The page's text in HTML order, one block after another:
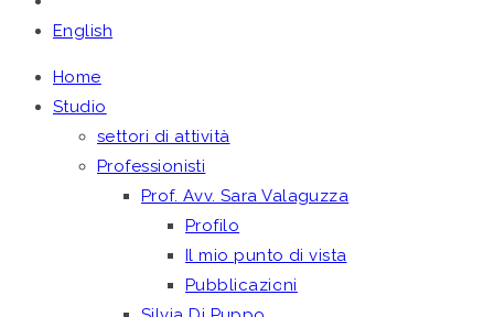
English
Home
Studio
settori di attività
Professionisti
Prof. Avv. Sara Valaguzza
Profilo
Il mio punto di vista
Pubblicazioni